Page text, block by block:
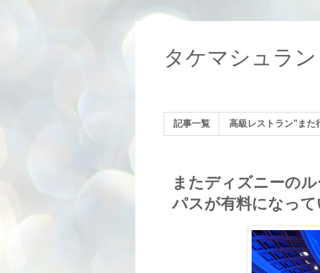
タケマシュラン
記事一覧 高級レストラン"また
またディズニーの
パスが有料になっ